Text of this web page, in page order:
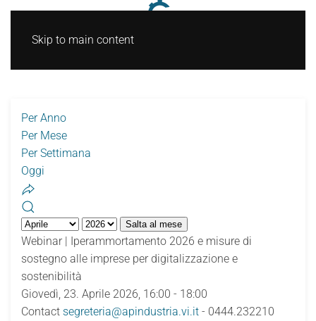
Skip to main content
Per Anno
Per Mese
Per Settimana
Oggi
Salta al mese
Webinar | Iperammortamento 2026 e misure di
sostegno alle imprese per digitalizzazione e
sostenibilità
Giovedì, 23. Aprile 2026, 16:00 - 18:00
Contact segreteria@apindustria.vi.it - 0444.232210